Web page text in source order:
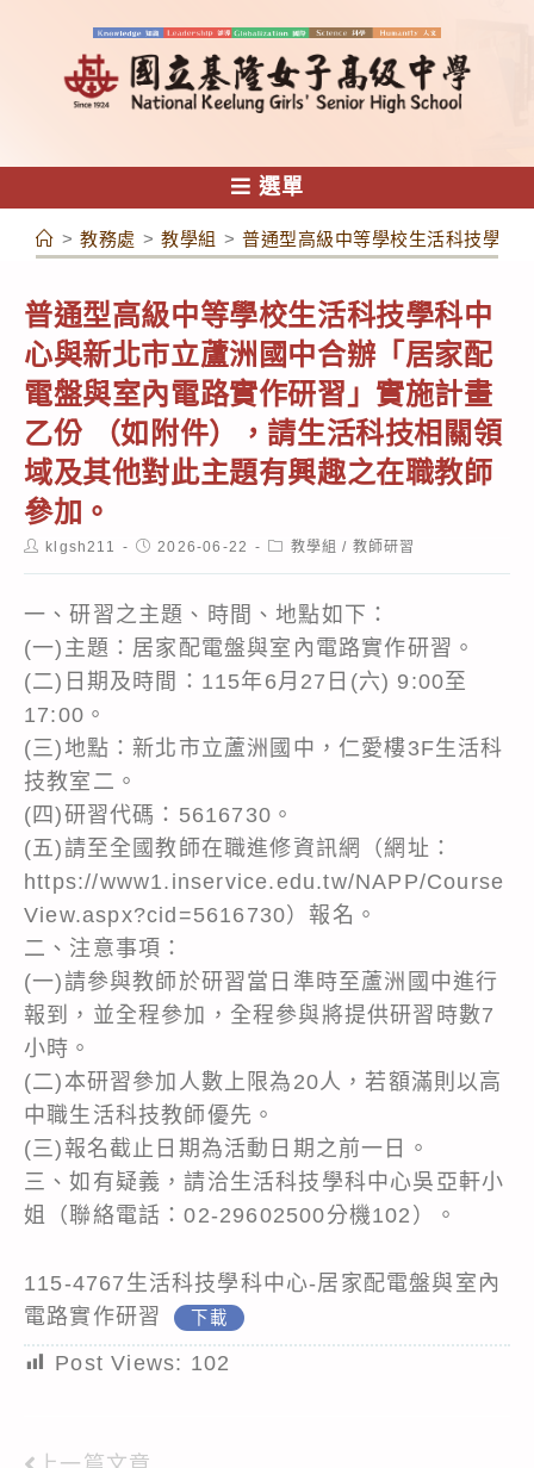
容
選單
> 教務處 > 教學組 > 普通型高級中等學校生活科技學科
普通型高級中等學校生活科技學科中
心與新北市立蘆洲國中合辦「居家配
電盤與室內電路實作研習」實施計畫
乙份 （如附件），請生活科技相關領
域及其他對此主題有興趣之在職教師
參加。
Postklgsh211
Post2026-06-22
Post教學組 / 教師研習
一、研習之主題、時間、地點如下：
(一)主題：居家配電盤與室內電路實作研習。
(二)日期及時間：115年6月27日(六) 9:00至
17:00。
(三)地點：新北市立蘆洲國中，仁愛樓3F生活科
技教室二。
(四)研習代碼：5616730。
(五)請至全國教師在職進修資訊網（網址：
https://www1.inservice.edu.tw/NAPP/Course
View.aspx?cid=5616730）報名。
二、注意事項：
(一)請參與教師於研習當日準時至蘆洲國中進行
報到，並全程參加，全程參與將提供研習時數7
小時。
(二)本研習參加人數上限為20人，若額滿則以高
中職生活科技教師優先。
(三)報名截止日期為活動日期之前一日。
三、如有疑義，請洽生活科技學科中心吳亞軒小
姐（聯絡電話：02-29602500分機102）。
115-4767生活科技學科中心-居家配電盤與室內
電路實作研習
下載
Post Views: 102